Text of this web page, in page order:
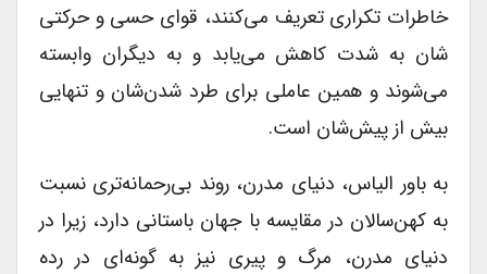
خاطرات تکراری تعریف می‌کنند، قوای حسی و حرکتی
شان به شدت کاهش می‌یابد و به دیگران وابسته
می‌شوند و همین عاملی برای طرد شدن‌شان و تنهایی
بیش از پیش‌شان است.
به باور الیاس، دنیای مدرن، روند بی‌رحمانه‌تری نسبت
به کهن‌سالان در مقایسه با جهان باستانی دارد، زیرا در
دنیای مدرن، مرگ و پیری نیز به گونه‌ای در رده